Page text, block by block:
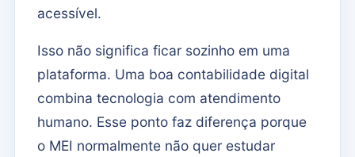
acessível.
Isso não significa ficar sozinho em uma
plataforma. Uma boa contabilidade digital
combina tecnologia com atendimento
humano. Esse ponto faz diferença porque
o MEI normalmente não quer estudar